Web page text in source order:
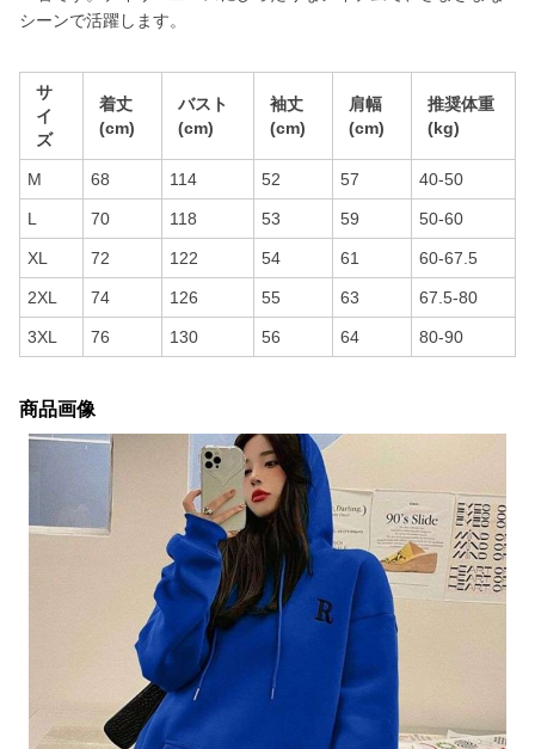
シーンで活躍します。
サ
イ
ズ
着丈
(cm)
バスト
(cm)
袖丈
(cm)
肩幅
(cm)
推奨体重
(kg)
M 68 114 52 57 40-50
L 70 118 53 59 50-60
XL 72 122 54 61 60-67.5
2XL 74 126 55 63 67.5-80
3XL 76 130 56 64 80-90
商品画像